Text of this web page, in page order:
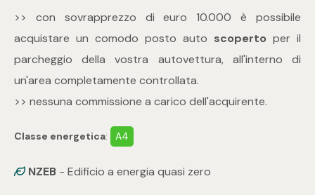
>> con sovrapprezzo di euro 10.000 è possibile
acquistare un comodo posto auto scoperto per il
parcheggio della vostra autovettura, all'interno di
un'area completamente controllata.
>> nessuna commissione a carico dell'acquirente.
Classe energetica: A4
NZEB - Edificio a energia quasi zero
4
5
Bagni